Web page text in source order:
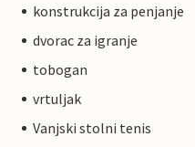
konstrukcija za penjanje
dvorac za igranje
tobogan
vrtuljak
Vanjski stolni tenis